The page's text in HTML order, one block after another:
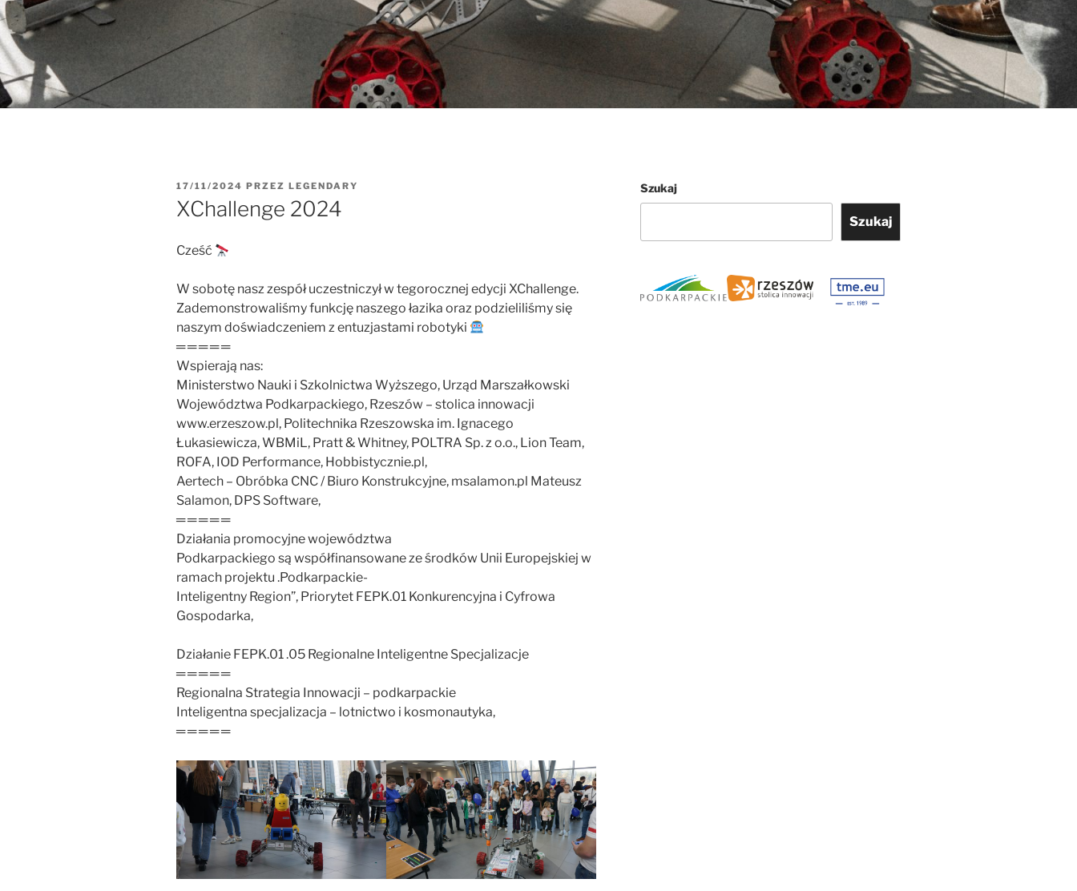
OPUBLIKOWANE
W
17/11/2024 PRZEZ LEGENDARY
XChallenge 2024
Cześć
W sobotę nasz zespół uczestniczył w tegorocznej edycji XChallenge.
Zademonstrowaliśmy funkcję naszego łazika oraz podzieliliśmy się
naszym doświadczeniem z entuzjastami robotyki
═ ═ ═ ═ ═
Wspierają nas:
Ministerstwo Nauki i Szkolnictwa Wyższego, Urząd Marszałkowski
Województwa Podkarpackiego, Rzeszów – stolica innowacji
www.erzeszow.pl, Politechnika Rzeszowska im. Ignacego
Łukasiewicza, WBMiL, Pratt & Whitney, POLTRA Sp. z o.o., Lion Team,
ROFA, IOD Performance, Hobbistycznie.pl,
Aertech – Obróbka CNC / Biuro Konstrukcyjne, msalamon.pl Mateusz
Salamon, DPS Software,
═ ═ ═ ═ ═
Działania promocyjne województwa
Podkarpackiego są współfinansowane ze środków Unii Europejskiej w
ramach projektu .Podkarpackie-
Inteligentny Region”, Priorytet FEPK.01 Konkurencyjna i Cyfrowa
Gospodarka,
Działanie FEPK.01 .05 Regionalne Inteligentne Specjalizacje
═ ═ ═ ═ ═
Regionalna Strategia Innowacji – podkarpackie
Inteligentna specjalizacja – lotnictwo i kosmonautyka,
═ ═ ═ ═ ═
Szukaj
Szukaj